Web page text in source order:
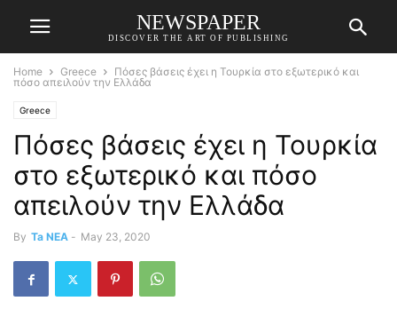
NEWSPAPER
DISCOVER THE ART OF PUBLISHING
Home Greece
Πόσες βάσεις έχει η Τουρκία στο εξωτερικό και
πόσο απειλούν την Ελλάδα
Greece
Πόσες βάσεις έχει η Τουρκία
στο εξωτερικό και πόσο
απειλούν την Ελλάδα
By Ta NEA - May 23, 2020